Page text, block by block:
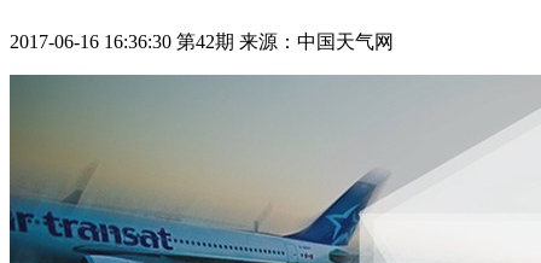
2017-06-16 16:36:30 第42期 来源：中国天气网